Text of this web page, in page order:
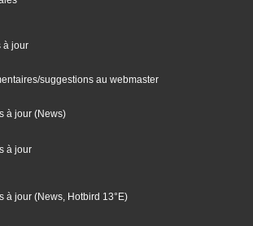
à jour
suggestions au webmaster
à jour (News)
à jour
à jour (News, Hotbird 13°E)